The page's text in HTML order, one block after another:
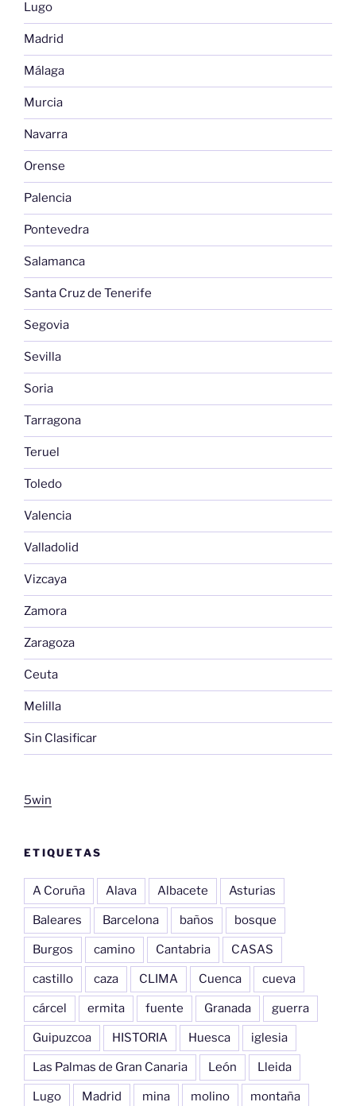
Lugo
Madrid
Málaga
Murcia
Navarra
Orense
Palencia
Pontevedra
Salamanca
Santa Cruz de Tenerife
Segovia
Sevilla
Soria
Tarragona
Teruel
Toledo
Valencia
Valladolid
Vizcaya
Zamora
Zaragoza
Ceuta
Melilla
Sin Clasificar
5win
ETIQUETAS
A Coruña Alava Albacete Asturias
Baleares Barcelona baños bosque
Burgos camino Cantabria CASAS
castillo caza CLIMA Cuenca cueva
cárcel ermita fuente Granada guerra
Guipuzcoa HISTORIA Huesca iglesia
Las Palmas de Gran Canaria León Lleida
Lugo Madrid mina molino montaña